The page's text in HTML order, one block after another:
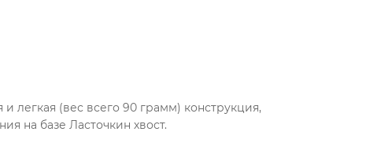
легкая (вес всего 90 грамм) конструкция,
на базе Ласточкин хвост.